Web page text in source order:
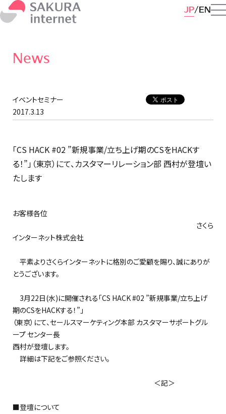
JP EN
News
イベントセミナー
2017.3.13
「CS HACK #02 ”新規事業/立ち上げ期のCSをHACKす
る！”」（東京）にて、カスタマーリレーション部 西村が登壇い
たします
お客様各位
さくら
インターネット株式会社
平素よりさくらインターネットに格別のご愛顧を賜り、誠にありが
とうございます。
3月22日(水)に開催される「CS HACK #02 ”新規事業/立ち上げ
期のCSをHACKする！”」
（東京）にて、セールスマーケティング本部 カスタマーサポートグル
ープ センター長
西村が登壇します。
詳細は下記をご参照ください。
＜記＞
■登壇について